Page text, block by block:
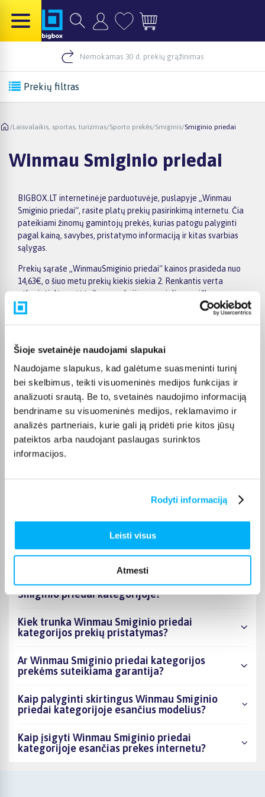
Šioje svetainėje naudojami slapukai
Naudojame slapukus, kad galėtume suasmeninti turinį
bei skelbimus, teikti visuomeninės medijos funkcijas ir
analizuoti srautą. Be to, svetainės naudojimo informaciją
bendriname su visuomeninės medijos, reklamavimo ir
analizės partneriais, kurie gali ją pridėti prie kitos jūsų
pateiktos arba naudojant paslaugas surinktos
informacijos.
Rodyti informaciją
Leisti visus
Atmesti
Nemokamas 30 d. prekių grąžinimas
Prekių filtras
/Laisvalaikis, sportas, turizmas/Sporto prekės/Smiginis/Smiginio priedai
Winmau Smiginio priedai
BIGBOX.LT internetinėje parduotuvėje, puslapyje „Winmau
Smiginio priedai“, rasite platų prekių pasirinkimą internetu. Čia
pateikiami žinomų gamintojų prekės, kurias patogu palyginti
pagal kainą, savybes, pristatymo informaciją ir kitas svarbias
sąlygas.
Prekių sąraše „WinmauSmiginio priedai“ kainos prasideda nuo
14,63€, o šiuo metu prekių kiekis siekia 2. Renkantis verta
atkreipti dėmesį į taikomas akcijas, specialius pasiūlymus,
techninius parametrus bei papildomas pirkimo sąlygas, kad
būtų lengviau išsirinkti geriausiai jūsų poreikius atitinkantį
Papildomi pasirinkimai ir prekių savybių filtrai padeda patogiai
susiaurinti asortimentą ir greičiau rasti tinkamą prekę.
Peržiūrėkite „WinmauSmiginio priedai“ pasiūlymus BIGBOX.LT,
palyginkite prekes ir pirkite internetu patogiai. Pasirinktą
prekę pristatysime per jos aprašyme nurodytą terminą.
Kokie Winmau Smiginio priedai kategorijoje
esantys produktai šiuo metu populiariausi?
Kiek prekių yra Winmau Smiginio priedai
kaina?
Ar BIGBOX.LT galima rasti akcijų Winmau
Smiginio priedai kategorijoje?
Kiek trunka Winmau Smiginio priedai
kategorijos prekių pristatymas?
Ar Winmau Smiginio priedai kategorijos
prekėms suteikiama garantija?
Kaip palyginti skirtingus Winmau Smiginio
priedai kategorijoje esančius modelius?
Kaip įsigyti Winmau Smiginio priedai
kategorijoje esančias prekes internetu?